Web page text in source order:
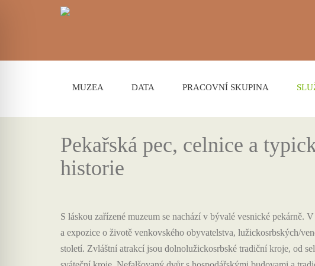
MUZEA DATA PRACOVNÍ SKUPINA
Pekařská pec, celnice a
historie
S láskou zařízené muzeum se nachází v bývalé vesnické pekárně.
a expozice o životě venkovského obyvatelstva, lužickosrbských/
století. Zvláštní atrakcí jsou dolnolužickosrbské tradiční kroje, od